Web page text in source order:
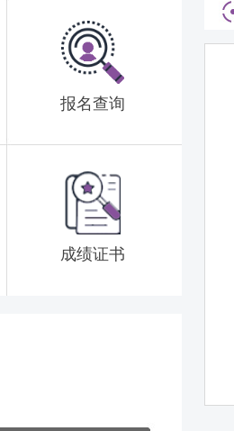
报名查询
成绩证书